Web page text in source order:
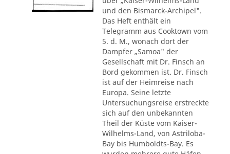
und den Bismarck-Archipel".
Das Heft enthält ein
Telegramm aus Cooktown vom
5. d. M., wonach dort der
Dampfer „Samoa" der
Gesellschaft mit Dr. Finsch an
Bord gekommen ist. Dr. Finsch
ist auf der Heimreise nach
Europa. Seine letzte
Untersuchungsreise erstreckte
sich auf den unbekannten
Theil der Küste vom Kaiser-
Wilhelms-Land, von Astriloba-
Bay bis Humboldts-Bay. Es